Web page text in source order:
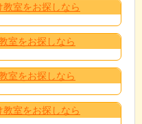
室をお探しなら
室をお探しなら
室をお探しなら
室をお探しなら